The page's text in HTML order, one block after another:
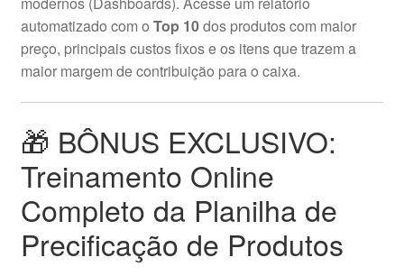
automatizado com o Top 10dos produtos com maior
preço, principais custos fixos e os itens que trazem a
maior margem de contribuição para o caixa.
🎁 BÔNUS EXCLUSIVO:
Treinamento Online
Completo da Planilha de
Precificação de Produtos